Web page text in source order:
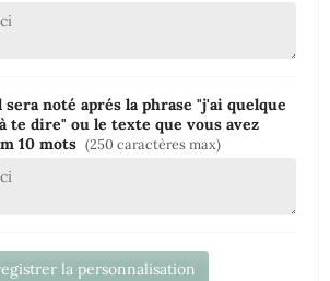
sera noté aprés la phrase "j'ai quelque
te dire" ou le texte que vous avez
10 mots (250 caractères max)
la personnalisation